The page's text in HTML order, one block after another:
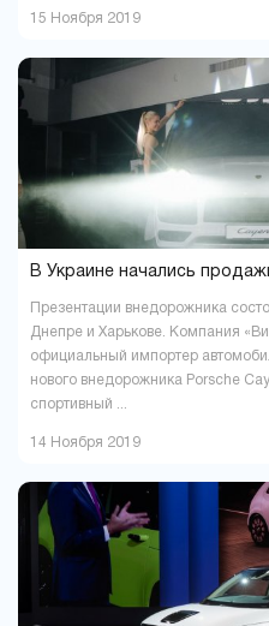
15 Ноября 2019
В Украине начались
Презентации внедорожника
Днепре и Харькове. Компания
официальный импортер
нового внедорожника Porsche
спортивный ...
14 Ноября 2019